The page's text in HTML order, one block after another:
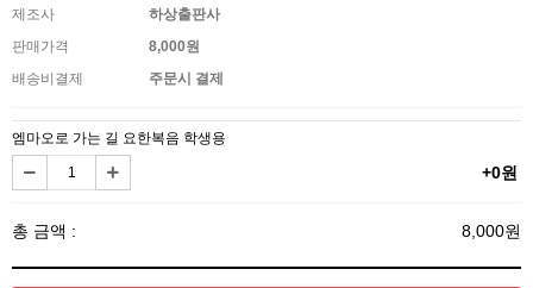
제조사
하상출판사
판매가격
8,000원
배송비결제
주문시 결제
엠마오로 가는 길 요한복음 학생용
+0원
총 금액 : 8,000원